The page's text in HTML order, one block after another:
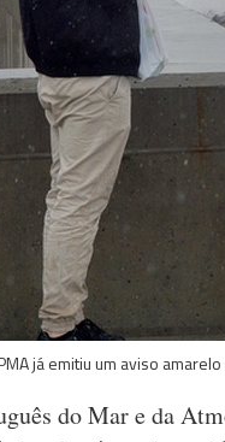
já emitiu um aviso
do Mar e da